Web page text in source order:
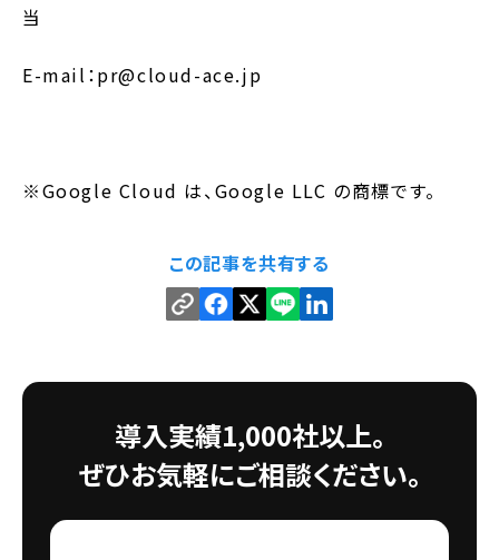
当
E-mail：pr@cloud-ace.jp
※Google Cloud は、Google LLC の商標です。
この記事を共有する
導入実績1,000社以上。
ぜひお気軽にご相談ください。